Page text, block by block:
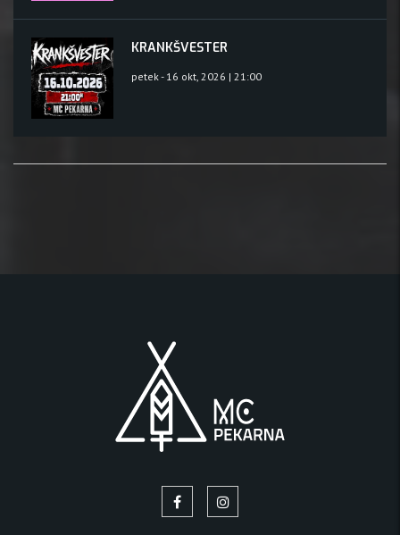
KRANKŠVESTER
petek - 16 okt, 2026 | 21:00